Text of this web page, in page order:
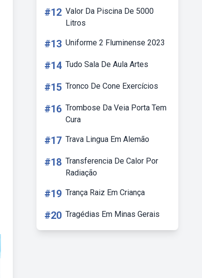
#12 Valor Da Piscina De 5000
Litros
#13 Uniforme 2 Fluminense 2023
#14 Tudo Sala De Aula Artes
#15 Tronco De Cone Exercícios
#16 Trombose Da Veia Porta Tem
Cura
#17 Trava Lingua Em Alemão
#18 Transferencia De Calor Por
Radiação
#19 Trança Raiz Em Criança
#20 Tragédias Em Minas Gerais